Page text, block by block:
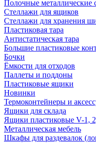
Полочные металлические
Стеллажи для ящиков
Стеллажи для хранения
Пластиковая тара
Антистатическая тара
Большие пластиковые
Бочки
Ёмкости для отходов
Паллеты и поддоны
Пластиковые ящики
Новинки
Термоконтейнеры и
Ящики для склада
Ящики пластиковые V-1,
Металлическая мебель
Шкафы для раздевалок